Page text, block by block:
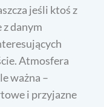
jeśli ktoś z
z danym
Atmosfera
ważna –
i przyjazne